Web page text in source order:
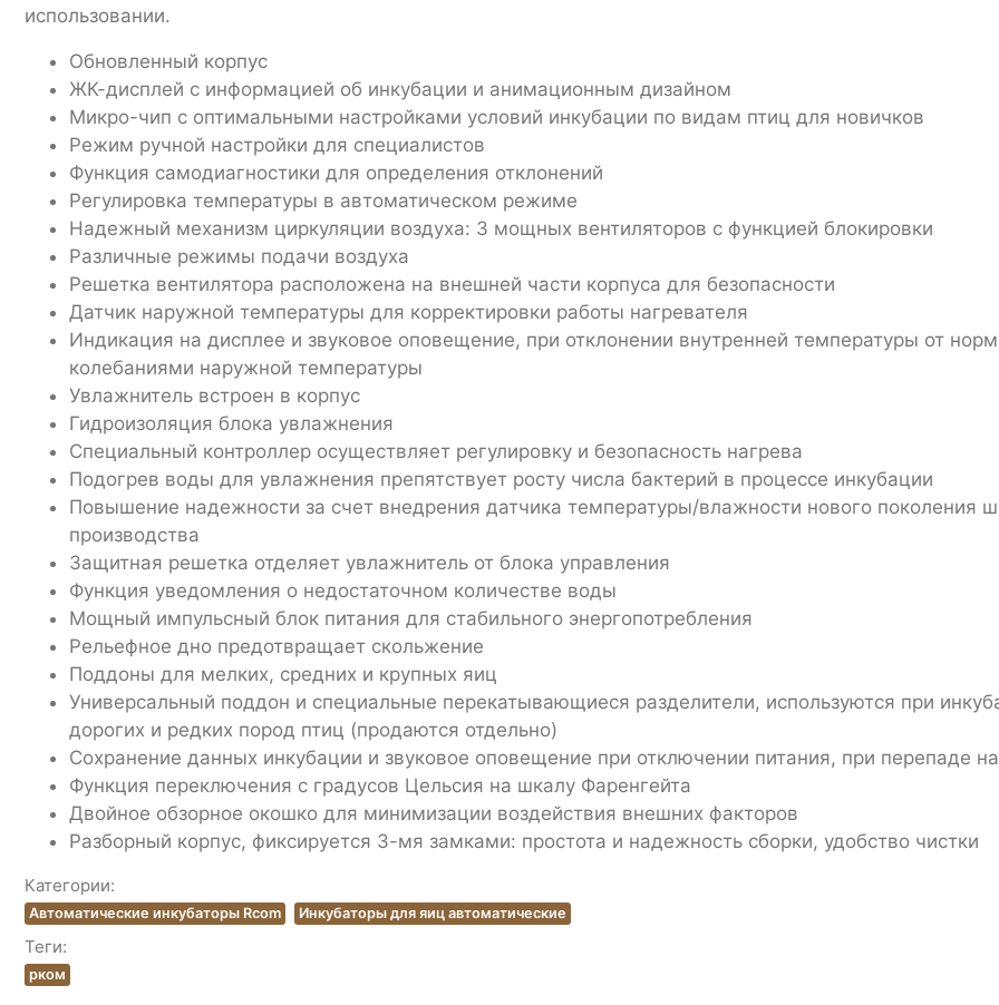
использовании.
Обновленный корпус
ЖК-дисплей с информацией об инкубации и анимационным дизайном
Микро-чип с оптимальными настройками условий инкубации по видам птиц для новичков
Режим ручной настройки для специалистов
Функция самодиагностики для определения отклонений
Регулировка температуры в автоматическом режиме
Надежный механизм циркуляции воздуха: 3 мощных вентиляторов с функцией блокировки
Различные режимы подачи воздуха
Решетка вентилятора расположена на внешней части корпуса для безопасности
Датчик наружной температуры для корректировки работы нагревателя
Индикация на дисплее и звуковое оповещение, при отклонении внутренней температуры от
колебаниями наружной температуры
Увлажнитель встроен в корпус
Гидроизоляция блока увлажнения
Специальный контроллер осуществляет регулировку и безопасность нагрева
Подогрев воды для увлажнения препятствует росту числа бактерий в процессе инкубации
Повышение надежности за счет внедрения датчика температуры/влажности нового поколения
производства
Защитная решетка отделяет увлажнитель от блока управления
Функция уведомления о недостаточном количестве воды
Мощный импульсный блок питания для стабильного энергопотребления
Рельефное дно предотвращает скольжение
Поддоны для мелких, средних и крупных яиц
Универсальный поддон и специальные перекатывающиеся разделители, используются при
дорогих и редких пород птиц (продаются отдельно)
Сохранение данных инкубации и звуковое оповещение при отключении питания, при перепаде
Функция переключения с градусов Цельсия на шкалу Фаренгейта
Двойное обзорное окошко для минимизации воздействия внешних факторов
Разборный корпус, фиксируется 3-мя замками: простота и надежность сборки, удобство чистки
Категории:
Автоматические инкубаторы Rcom Инкубаторы для яиц автоматические
Теги:
рком